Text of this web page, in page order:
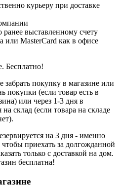
курьеру при доставке
выставленному счету
или MasterCard как в офисе
Бесплатно!
покупку в магазине или
покупки (если товар есть в
или через 1-3 дня в
склад (если товара на складе
на 3 дня - именно
чтобы приехать за долгожданной
только с доставкой на дом.
бесплатна!